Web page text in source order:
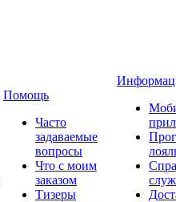
Помощь
Часто
задаваемые
вопросы
Что с моим
заказом
Тизеры